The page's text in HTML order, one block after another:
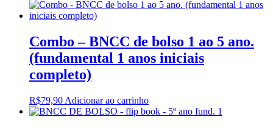
Combo – BNCC de bolso 1 ao 5 ano.
(fundamental 1 anos iniciais
completo)
R$79,90 Adicionar ao carrinho